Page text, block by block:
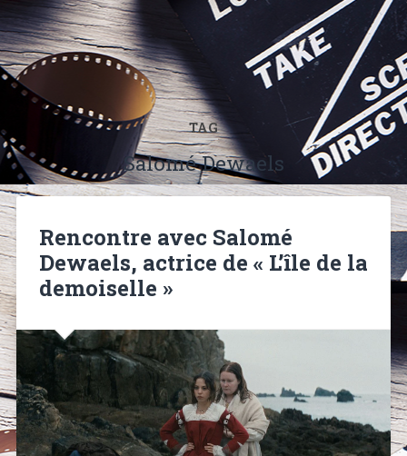
TAG
Salomé Dewaels
Rencontre avec Salomé
Dewaels, actrice de « L’île de la
demoiselle »